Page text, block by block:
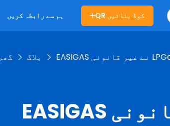
ہم سے رابطہ کریں QR کوڈ بنائیں
گھر بلاگ
EASIGAS نے غیر قانونی LPGas کی